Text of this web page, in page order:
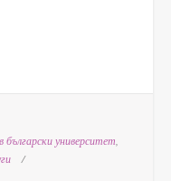
български университет